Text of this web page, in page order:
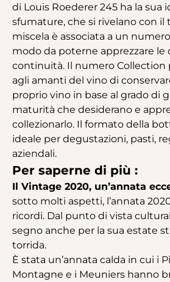
di Louis Roederer 245 ha la sua
sfumature, che si rivelano con il
miscela è associata a un
modo da poterne apprezzare le
continuità. Il numero
agli amanti del vino di
proprio vino in base al grado di
maturità che desiderano e
collezionarlo. Il formato della
ideale per degustazioni, pasti,
aziendali.
Per saperne di più :
Il Vintage 2020, un’annata
sotto molti aspetti, l’annata
ricordi. Dal punto di vista
segno anche per la sua estate
torrida.
È stata un’annata calda in cui i
Montagne e i Meuniers hanno